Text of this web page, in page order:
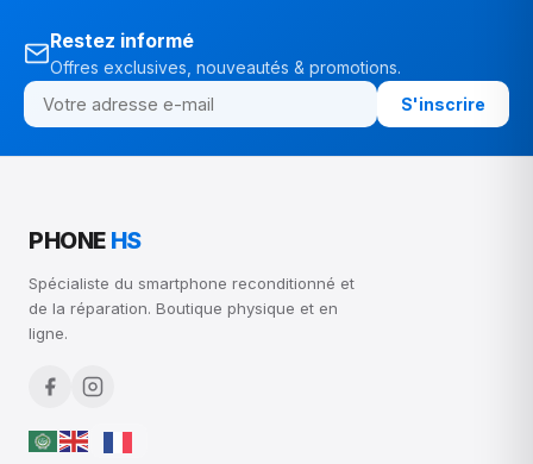
Restez informé
Offres exclusives, nouveautés & promotions.
S'inscrire
PHONE HS
Spécialiste du smartphone reconditionné et
de la réparation. Boutique physique et en
ligne.